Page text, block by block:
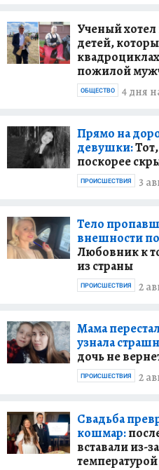
Ученый
детей,
пожилой
4 дня
ОБЩЕСТВО
Прямо на
девушки:
поскорее
3
ПРОИСШЕСТВИЯ
Тело
внешности
Любовник к
из страны
2
ПРОИСШЕСТВИЯ
Мама
узнала
дочь не
2
ПРОИСШЕСТВИЯ
Свадьба
кошмар:
вставали из-